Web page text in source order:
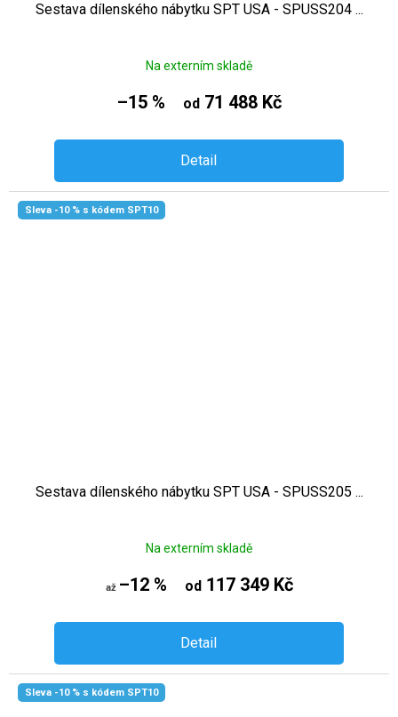
Sestava dílenského nábytku SPT USA - SPUSS204 ...
Na externím skladě
–15 % od71 488 Kč
Detail
Sleva -10 % s kódem SPT10
Sestava dílenského nábytku SPT USA - SPUSS205 ...
Na externím skladě
až –12 % od117 349 Kč
Detail
Sleva -10 % s kódem SPT10